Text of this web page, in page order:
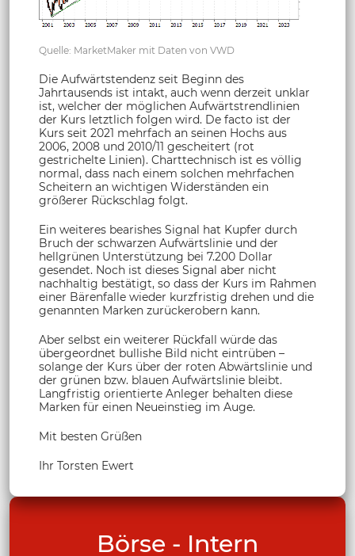
Quelle: MarketMaker mit Daten von VWD
Die Aufwärtstendenz seit Beginn des
Jahrtausends ist intakt, auch wenn derzeit unklar
ist, welcher der möglichen Aufwärtstrendlinien
der Kurs letztlich folgen wird. De facto ist der
Kurs seit 2021 mehrfach an seinen Hochs aus
2006, 2008 und 2010/11 gescheitert (rot
gestrichelte Linien). Charttechnisch ist es völlig
normal, dass nach einem solchen mehrfachen
Scheitern an wichtigen Widerständen ein
größerer Rückschlag folgt.
Ein weiteres bearishes Signal hat Kupfer durch
Bruch der schwarzen Aufwärtslinie und der
hellgrünen Unterstützung bei 7.200 Dollar
gesendet. Noch ist dieses Signal aber nicht
nachhaltig bestätigt, so dass der Kurs im Rahmen
einer Bärenfalle wieder kurzfristig drehen und die
genannten Marken zurückerobern kann.
Aber selbst ein weiterer Rückfall würde das
übergeordnet bullishe Bild nicht eintrüben –
solange der Kurs über der roten Abwärtslinie und
der grünen bzw. blauen Aufwärtslinie bleibt.
Langfristig orientierte Anleger behalten diese
Marken für einen Neueinstieg im Auge.
Mit besten Grüßen
Ihr Torsten Ewert
Börse - Intern